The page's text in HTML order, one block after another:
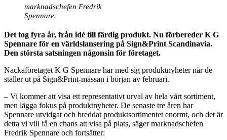
marknadschefen Fredrik
Spennare.
Det tog fyra år, från idé till färdig produkt. Nu förbereder K G
Spennare för en världslansering på Sign&Print Scandinavia.
Den största satsningen någonsin för företaget.
Nackaföretaget K G Spennare har med sig produktnyheter när de
ställer ut på Sign&Print-mässan i början av februari.
– Vi kommer att visa ett representativt urval av hela vårt sortiment,
men lägga fokus på produktnyheter. De senaste tre åren har
Spennare utvidgat och breddat produktsortimentet enormt, och det är
detta vi vill få en chans att visa på plats, säger marknadschefen
Fredrik Spennare och fortsätter: